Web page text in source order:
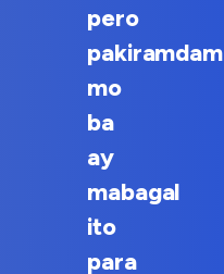
pero
pakiramdam
mo
ba
ay
mabagal
ito
para